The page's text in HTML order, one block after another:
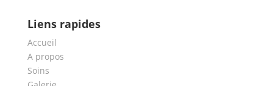
Liens rapides
Accueil
A propos
Soins